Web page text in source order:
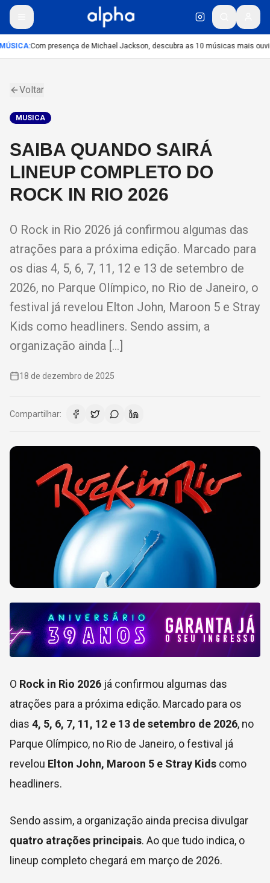
:Com presença de Michael Jackson, descubra as 10 músicas mais
Voltar
MUSICA
SAIBA QUANDO SAIRÁ
LINEUP COMPLETO DO
ROCK IN RIO 2026
O Rock in Rio 2026 já confirmou algumas das
atrações para a próxima edição. Marcado para
os dias 4, 5, 6, 7, 11, 12 e 13 de setembro de
2026, no Parque Olímpico, no Rio de Janeiro, o
festival já revelou Elton John, Maroon 5 e Stray
Kids como headliners. Sendo assim, a
organização ainda […]
18 de dezembro de 2025
Compartilhar:
O Rock in Rio 2026 já confirmou algumas das
atrações para a próxima edição. Marcado para os
dias 4, 5, 6, 7, 11, 12 e 13 de setembro de 2026, no
Parque Olímpico, no Rio de Janeiro, o festival já
revelou Elton John, Maroon 5 e Stray Kids como
headliners.
Sendo assim, a organização ainda precisa divulgar
quatro atrações principais. Ao que tudo indica, o
lineup completo chegará em março de 2026.